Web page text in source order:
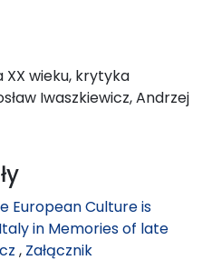
wieku, krytyka
Iwaszkiewicz, Andrzej
European Culture is
in Memories of late
, Załącznik